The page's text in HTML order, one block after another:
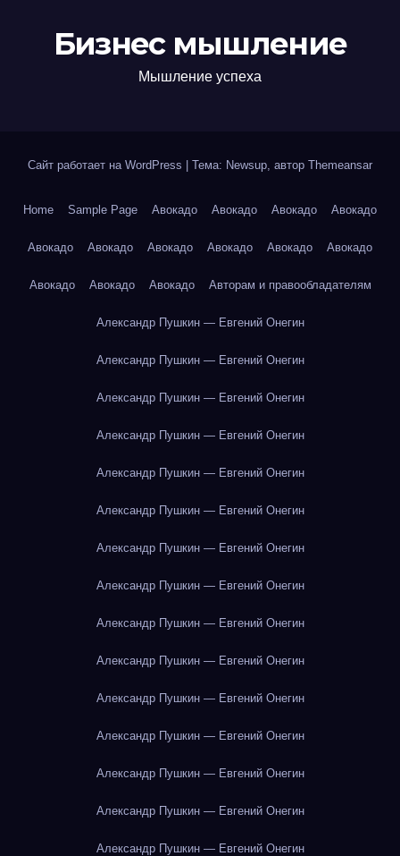
Бизнес мышление
Мышление успеха
Сайт работает на WordPress Тема: Newsup, автор Themeansar
Home Sample Page Авокадо Авокадо Авокадо Авокадо
Авокадо Авокадо Авокадо Авокадо Авокадо Авокадо
Авокадо Авокадо Авокадо Авторам и правообладателям
Александр Пушкин — Евгений Онегин
Александр Пушкин — Евгений Онегин
Александр Пушкин — Евгений Онегин
Александр Пушкин — Евгений Онегин
Александр Пушкин — Евгений Онегин
Александр Пушкин — Евгений Онегин
Александр Пушкин — Евгений Онегин
Александр Пушкин — Евгений Онегин
Александр Пушкин — Евгений Онегин
Александр Пушкин — Евгений Онегин
Александр Пушкин — Евгений Онегин
Александр Пушкин — Евгений Онегин
Александр Пушкин — Евгений Онегин
Александр Пушкин — Евгений Онегин
Александр Пушкин — Евгений Онегин